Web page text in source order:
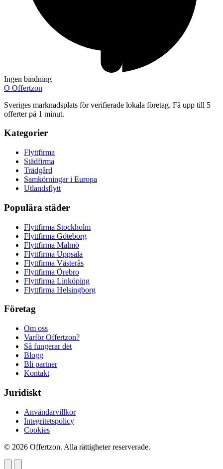
Ingen bindning
O Offertzon
Sveriges marknadsplats för verifierade lokala företag. Få upp till 5
offerter på 1 minut.
Kategorier
Flyttfirma
Städfirma
Trädgård
Samkörningar i Europa
Utlandsflytt
Populära städer
Flyttfirma Stockholm
Flyttfirma Göteborg
Flyttfirma Malmö
Flyttfirma Uppsala
Flyttfirma Västerås
Flyttfirma Örebro
Flyttfirma Linköping
Flyttfirma Helsingborg
Företag
Om oss
Varför Offertzon?
Så fungerar det
Blogg
Bli partner
Kontakt
Juridiskt
Användarvillkor
Integritetspolicy
Cookies
© 2026 Offertzon. Alla rättigheter reserverade.